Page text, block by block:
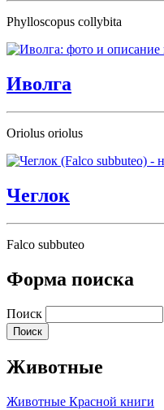
Phylloscopus collybita
Иволга
Oriolus oriolus
Чеглок
Falco subbuteo
Форма поиска
Поиск
Животные
Животные Красной книги